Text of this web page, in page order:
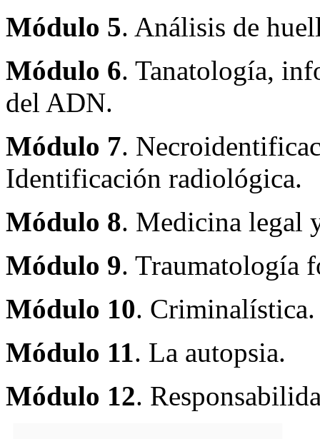
Módulo 5. Análisis de
Módulo 6. Tanatología,
del ADN.
Módulo 7.
Identificación radiológica.
Módulo 8. Medicina legal
Módulo 9. Traumatología
Módulo 10. Criminalística.
Módulo 11. La autopsia.
Módulo 12.